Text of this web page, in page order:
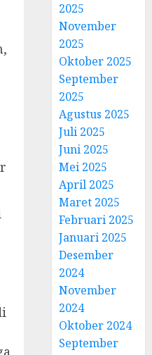
2025
November
2025
Oktober 2025
September
2025
Agustus 2025
Juli 2025
Juni 2025
Mei 2025
April 2025
Maret 2025
Februari 2025
Januari 2025
Desember
2024
November
2024
Oktober 2024
September